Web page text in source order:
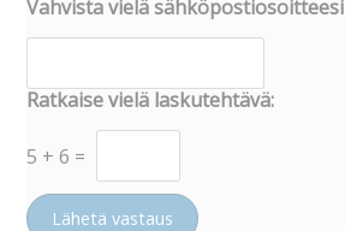
Vahvista vielä sähköpostiosoitteesi
Ratkaise vielä laskutehtävä:
5 + 6 =
Lähetä vastaus